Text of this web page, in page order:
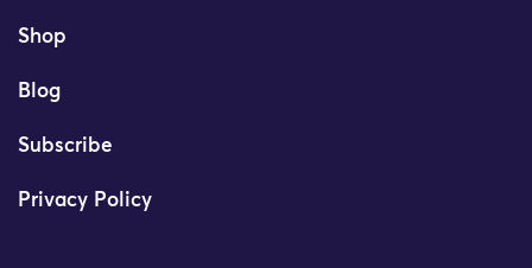
Shop
Blog
Subscribe
Privacy Policy